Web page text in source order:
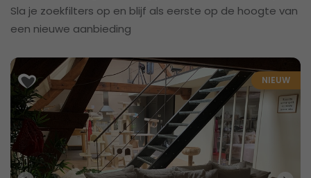
Wachtwoord vergeten?
Sla je zoekfilters op en blijf als eerste op de hoogte van
een nieuwe aanbieding
NIEUW